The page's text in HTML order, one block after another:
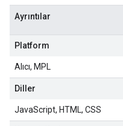
Ayrıntılar
Platform
Alıcı, MPL
Diller
JavaScript, HTML, CSS